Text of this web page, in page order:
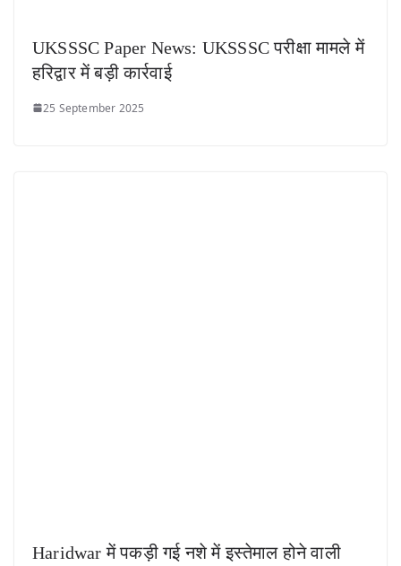
UKSSSC Paper News: UKSSSC परीक्षा मामले में
हरिद्वार में बड़ी कार्रवाई
25 September 2025
Haridwar में पकड़ी गई नशे में इस्तेमाल होने वाली